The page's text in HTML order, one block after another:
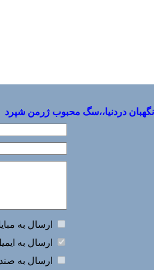
نگهبان دردنيا،،سگ محبوب ژرمن شپرد
ارسال به
ارسال به
ارسال به